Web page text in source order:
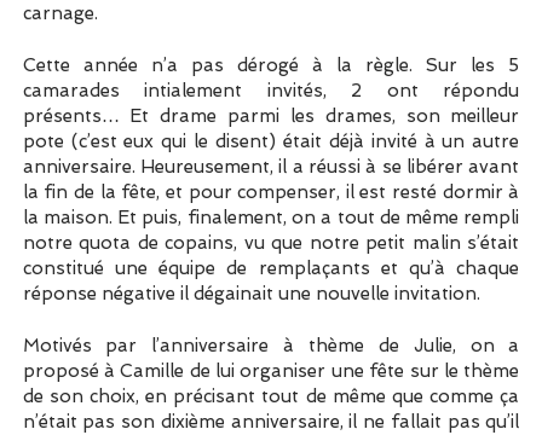
carnage.
Cette année n’a pas dérogé à la règle. Sur les 5
camarades intialement invités, 2 ont répondu
présents… Et drame parmi les drames, son meilleur
pote (c’est eux qui le disent) était déjà invité à un autre
anniversaire. Heureusement, il a réussi à se libérer avant
la fin de la fête, et pour compenser, il est resté dormir à
la maison. Et puis, finalement, on a tout de même rempli
notre quota de copains, vu que notre petit malin s’était
constitué une équipe de remplaçants et qu’à chaque
réponse négative il dégainait une nouvelle invitation.
Motivés par l’anniversaire à thème de Julie, on a
proposé à Camille de lui organiser une fête sur le thème
de son choix, en précisant tout de même que comme ça
n’était pas son dixième anniversaire, il ne fallait pas qu’il